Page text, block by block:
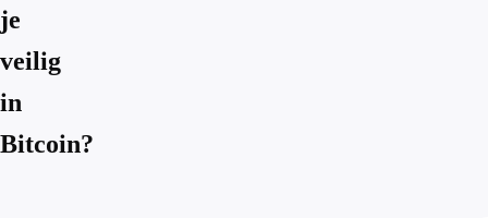
je
veilig
in
Bitcoin?